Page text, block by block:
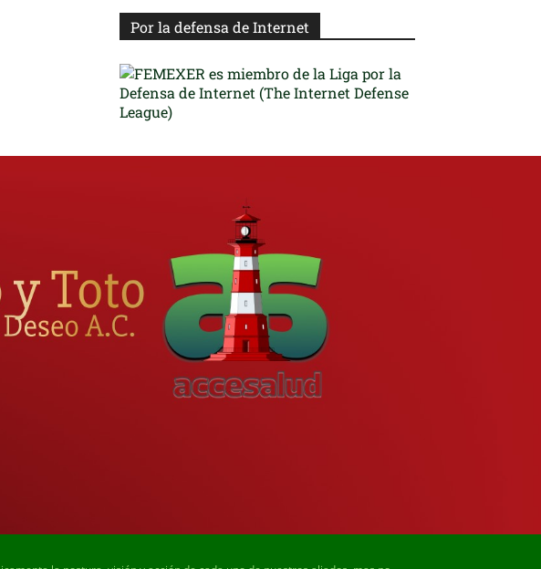
Por la defensa de Internet